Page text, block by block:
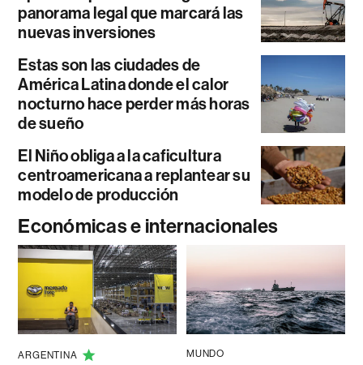
panorama legal que marcará las
nuevas inversiones
Estas son las ciudades de
América Latina donde el calor
nocturno hace perder más horas
de sueño
El Niño obliga a la caficultura
centroamericana a replantear su
modelo de producción
Económicas e internacionales
ARGENTINA MUNDO